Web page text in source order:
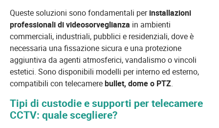
Queste soluzioni sono fondamentali perinstallazioni
professionali di videosorveglianza in ambienti
commerciali, industriali, pubblici e residenziali, dove è
necessaria una fissazione sicura e una protezione
aggiuntiva da agenti atmosferici, vandalismo o vincoli
estetici. Sono disponibili modelli per interno ed esterno,
compatibili con telecamerebullet, dome o PTZ.
Tipi di custodie e supporti per telecamere
CCTV: quale scegliere?